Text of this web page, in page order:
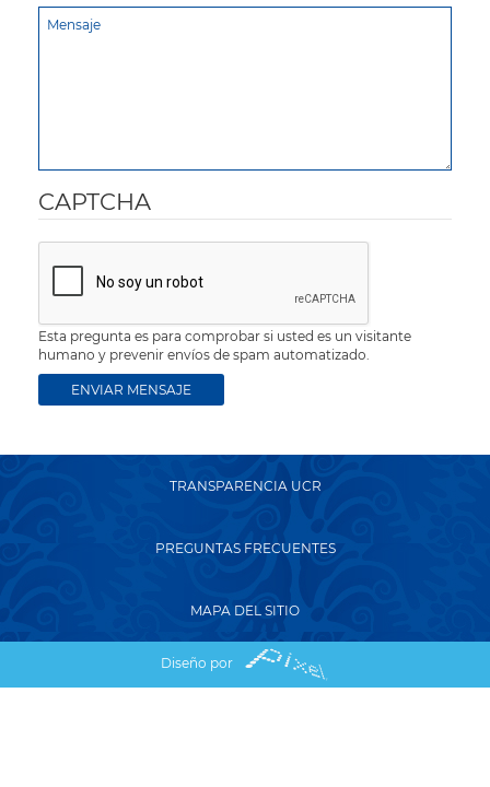
CAPTCHA
Esta pregunta es para comprobar si usted es un visitante
humano y prevenir envíos de spam automatizado.
TRANSPARENCIA UCR
PREGUNTAS FRECUENTES
MAPA DEL SITIO
Diseño por